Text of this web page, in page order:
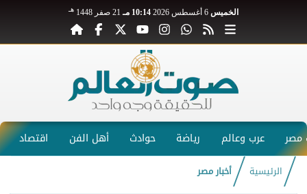
الخميس 10:14 مـ 21 صفر 1448 هـ
عرب وعالم رياضة حوادث أهل الفن اقتصاد
الرئيسية أخبار مصر